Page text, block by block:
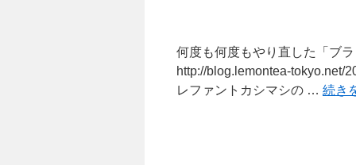
何度も何度もやり直した「ブ
http://blog.lemontea-tokyo.net/
レファントカシマシの … 続き